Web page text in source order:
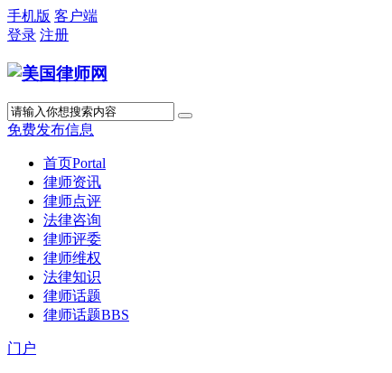
手机版 客户端
登录 注册
免费发布信息
首页Portal
律师资讯
律师点评
法律咨询
律师评委
律师维权
法律知识
律师话题
律师话题BBS
门户